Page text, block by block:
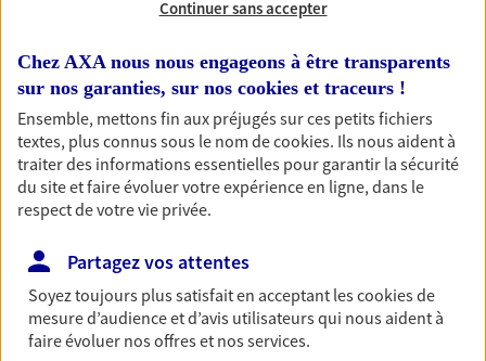
Épargne
Réalisez vos projets grâce à votre épargne : achat
immobilier, études des enfants ou voyage autour
du monde… Épargnez à votre rythme et
simplement, selon votre profil.
Découvrir les offres Épargne
Retraite
Préparez sereinement ce nouveau chapitre de
votre vie avec les conseils d'un expert. Découvrez
notre solution PER (Plan Epargne Retraite)
Continuer sans accepter
Chez AXA nous nous engageons à être transparents
sur nos garanties, sur nos cookies et traceurs !
Ensemble, mettons fin aux préjugés sur ces petits fichiers
textes, plus connus sous le nom decookies. Ils nous aident à
traiter des informations essentielles pour garantir la sécurité
du site et faire évoluer votre expérience en ligne, dans le
respect de votre vie privée.
Partagez vos attentes
Soyez toujours plus satisfait en acceptant lescookiesde
mesure d’audience et d’avis utilisateurs qui nous aident à
faire évoluer nos offres et nos services.